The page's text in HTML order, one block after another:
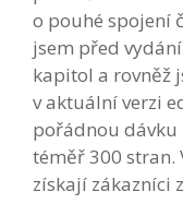
o pouhé spojení
jsem před
kapitol a rovněž
v aktuální verzi
pořádnou dávku
téměř 300 stran.
získají zákazníci